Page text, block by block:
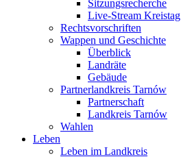
Sitzungsrecherche
Live-Stream Kreistag
Rechtsvorschriften
Wappen und Geschichte
Überblick
Landräte
Gebäude
Partnerlandkreis Tarnów
Partnerschaft
Landkreis Tarnów
Wahlen
Leben
Leben im Landkreis